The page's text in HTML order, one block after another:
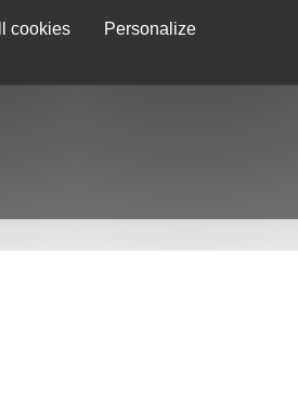
TV
cookies Personalize